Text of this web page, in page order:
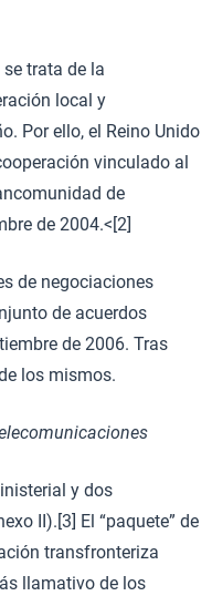
trata de la
local y
Por ello, el Reino Unido
vinculado al
de
de 2004.<[2]
de negociaciones
de acuerdos
de 2006. Tras
los mismos.
y dos
II).[3] El “paquete” de
transfronteriza
llamativo de los